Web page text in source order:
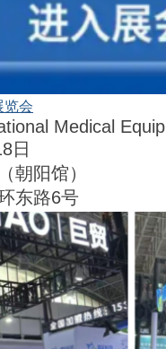
览会
nal Medical
日
朝阳馆）
东路6号